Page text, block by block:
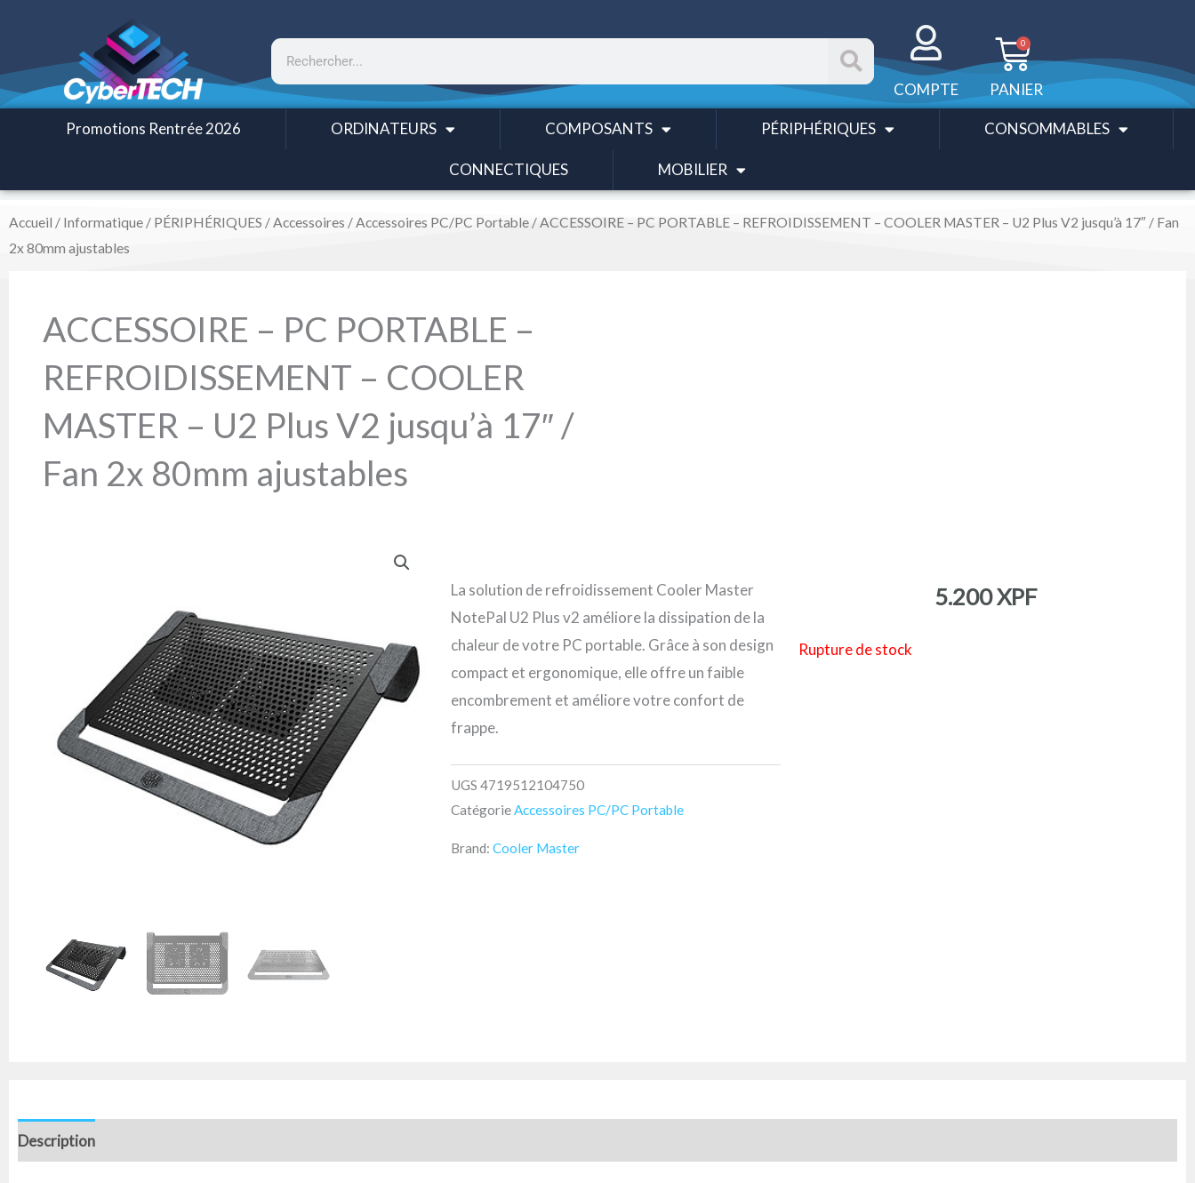
contenu
Rechercher
COMPTE
0
Panier
PANIER
Promotions Rentrée 2026 ORDINATEURS COMPOSANTS PÉRIPHÉRIQUES CONSOMMABLES
CONNECTIQUES MOBILIER
Accueil / Informatique / PÉRIPHÉRIQUES /Accessoires /Accessoires PC/PC Portable / ACCESSOIRE – PC PORTABLE – REFROIDISSEMENT – COOLER MASTER – U2 Plus V2 jusqu’à 17″ / Fan
2x 80mm ajustables
ACCESSOIRE – PC PORTABLE –
REFROIDISSEMENT – COOLER
MASTER – U2 Plus V2 jusqu’à 17″ /
Fan 2x 80mm ajustables
La solution de refroidissement Cooler Master
NotePal U2 Plus v2 améliore la dissipation de la
chaleur de votre PC portable. Grâce à son design
compact et ergonomique, elle offre un faible
encombrement et améliore votre confort de
frappe.
UGS 4719512104750
CatégorieAccessoires PC/PC Portable
Brand: Cooler Master
5.200XPF
Rupture de stock
Description